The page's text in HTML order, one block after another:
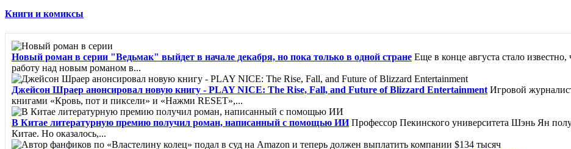
Книги и комиксы
Новый роман в серии "Ведьмак" выйдет в начале декабря, но пока только в одной стране Еще в конце августа стало
работу над новым романом в...
Джейсон Шраер анонсировал новую книгу - PLAY NICE: The Rise, Fall, and Future of Blizzard Entertainment Игровой
книгами «Кровь, пот и пиксели» и «Нажми RESET»,...
В Китае литературную премию получил роман, написанный с помощью ИИПрофессор Пекинского университета Шэнь Ян
Китае. Но оказалось,...